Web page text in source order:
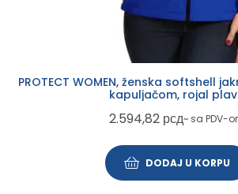
PROTECT WOMEN, ženska softshell
kapuljačom, rojal
2.594,82 рсд~ sa PDV-
DODAJ U KORPU